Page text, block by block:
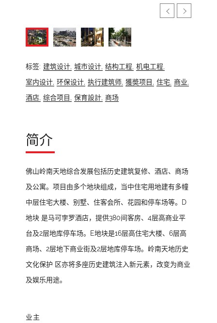
标签: 建筑设计, 城市设计, 结构工程, 机电工程,
室内设计, 环保设计, 执行建筑师, 獲奬项目, 住宅, 商业,
酒店, 综合项目, 保育設計, 商场
简介
佛山岭南天地综合发展包括历史建筑复修、酒店、商场
及公寓。项目由多个地块组成，当中住宅用地建有多幢
中层住宅大楼、别墅、住客会所、花园和停车场等。D
地块 是马可孛罗酒店，提供380间客房、4层高商业平
台及2层地库停车场。E地块是16层高住宅大楼、6层高
商场、2层地下商业街及2层地库停车场。岭南天地历史
文化保护 区亦将多座历史建筑注入新元素，改变为商业
及娱乐用途。
业主